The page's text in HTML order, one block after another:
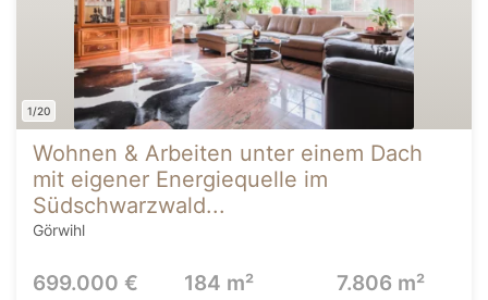
1/20
Wohnen & Arbeiten unter einem Dach
mit eigener Energiequelle im
Südschwarzwald...
Görwihl
699.000 € 184 m² 7.806 m²